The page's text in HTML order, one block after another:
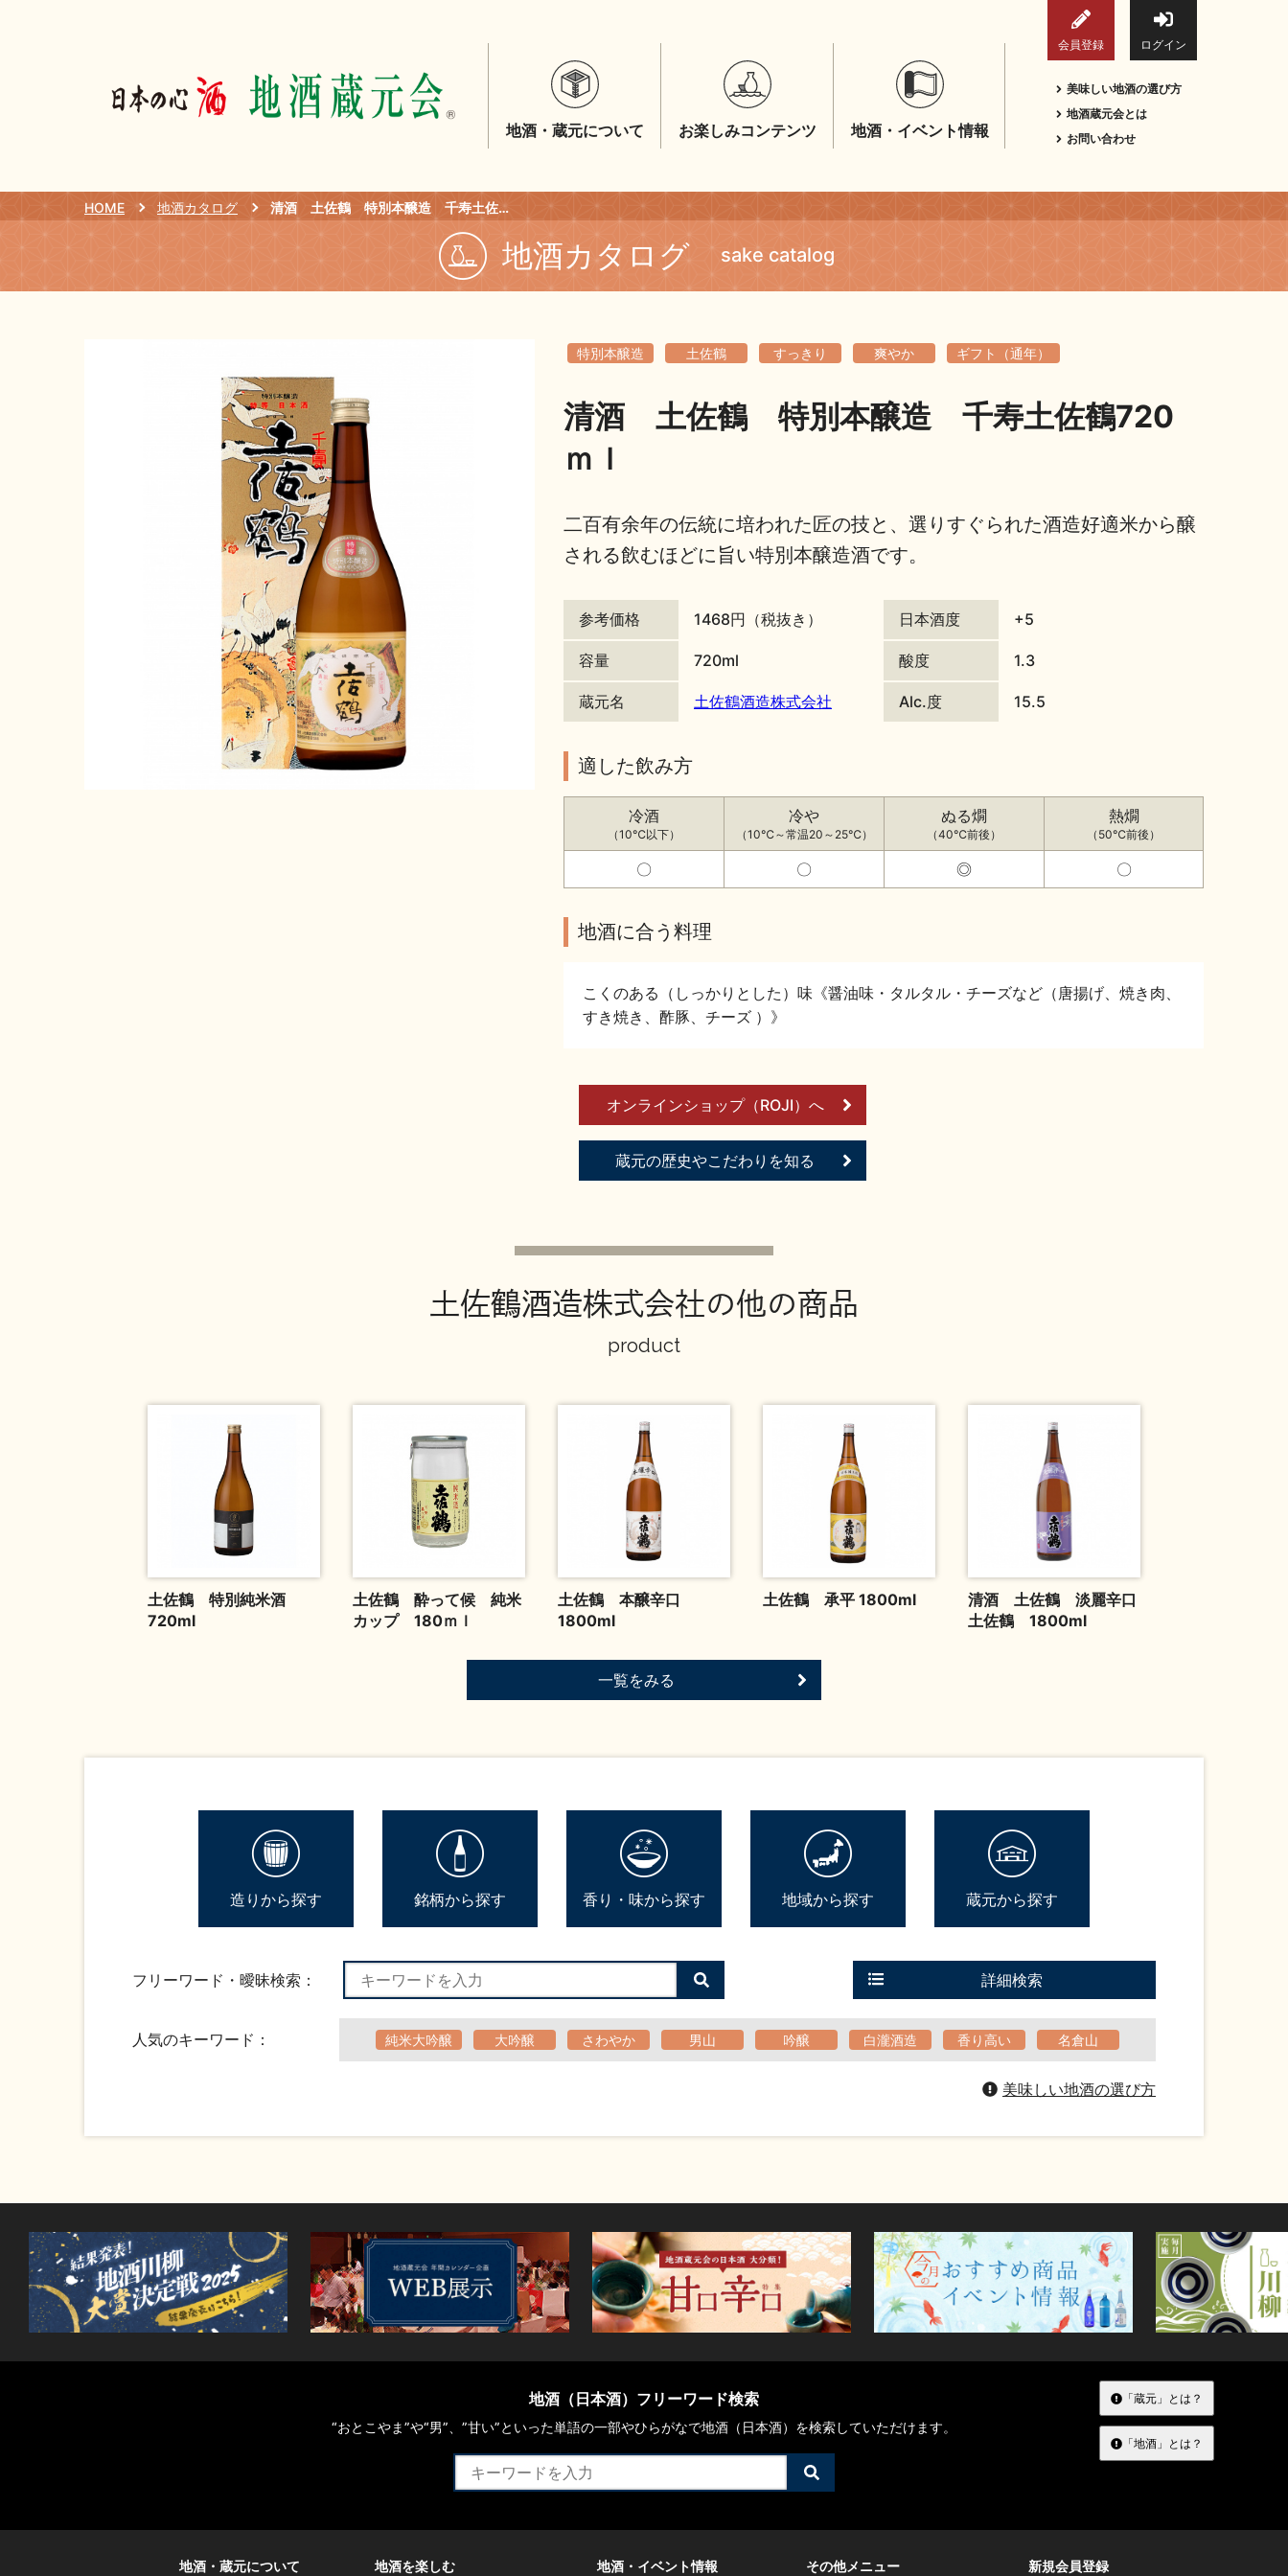
会員登録 ログイン
地酒・蔵元について お楽しみコンテンツ 地酒・イベント情報
美味しい地酒の選び方
地酒蔵元会とは
お問い合わせ
HOME 地酒カタログ 清酒 土佐鶴 特別本醸造 千寿土佐鶴720ｍｌ
地酒カタログ sake catalog
特別本醸造 土佐鶴 すっきり 爽やか ギフト（通年）
清酒 土佐鶴 特別本醸造 千寿土佐鶴720
ｍｌ
二百有余年の伝統に培われた匠の技と、選りすぐられた酒造好適米から醸
される飲むほどに旨い特別本醸造酒です。
参考価格 1468円（税抜き）
容量 720ml
蔵元名 土佐鶴酒造株式会社
日本酒度 +5
酸度 1.3
Alc.度 15.5
適した飲み方
冷酒
（10℃以下）
冷や
（10℃～常温20～25℃）
ぬる燗
（40℃前後）
熱燗
（50℃前後）
〇 〇 ◎ 〇
地酒に合う料理
こくのある（しっかりとした）味《醤油味・タルタル・チーズなど（唐揚げ、焼き肉、
すき焼き、酢豚、チーズ ）》
オンラインショップ（ROJI）へ
蔵元の歴史やこだわりを知る
土佐鶴酒造株式会社の他の商品
product
土佐鶴 特別純米酒
720ml
土佐鶴 酔って候 純米
カップ 180ｍｌ
土佐鶴 本醸辛口
1800ml
土佐鶴 承平 1800ml
清酒 土佐鶴 淡麗辛口
土佐鶴 1800ml
一覧をみる
造りから探す 銘柄から探す 香り・味から探す 地域から探す 蔵元から探す
フリーワード・曖昧検索：
検
索
る
詳細検索
人気のキーワード： 純米大吟醸 大吟醸 さわやか 男山 吟醸 白瀧酒造 香り高い 名倉山
美味しい地酒の選び方
地酒（日本酒）フリーワード検索
“おとこやま”や“男”、”甘い”といった単語の一部やひらがなで地酒（日本酒）を検索していただけます。
検
索
「蔵元」とは？
「地酒」とは？
地酒・蔵元について 地酒を楽しむ 地酒・イベント情報 その他メニュー 新規会員登録